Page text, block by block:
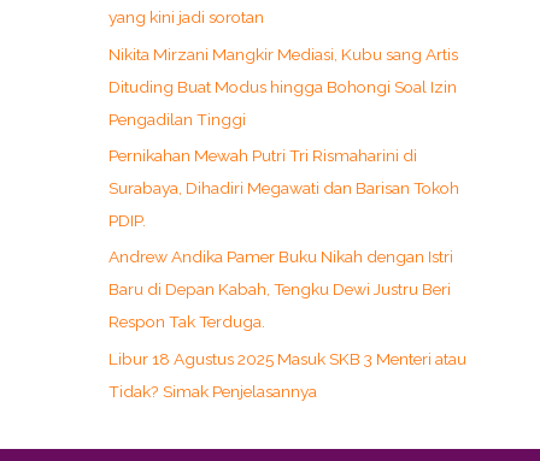
yang kini jadi sorotan
Nikita Mirzani Mangkir Mediasi, Kubu sang Artis
Dituding Buat Modus hingga Bohongi Soal Izin
Pengadilan Tinggi
Pernikahan Mewah Putri Tri Rismaharini di
Surabaya, Dihadiri Megawati dan Barisan Tokoh
PDIP.
Andrew Andika Pamer Buku Nikah dengan Istri
Baru di Depan Kabah, Tengku Dewi Justru Beri
Respon Tak Terduga.
Libur 18 Agustus 2025 Masuk SKB 3 Menteri atau
Tidak? Simak Penjelasannya